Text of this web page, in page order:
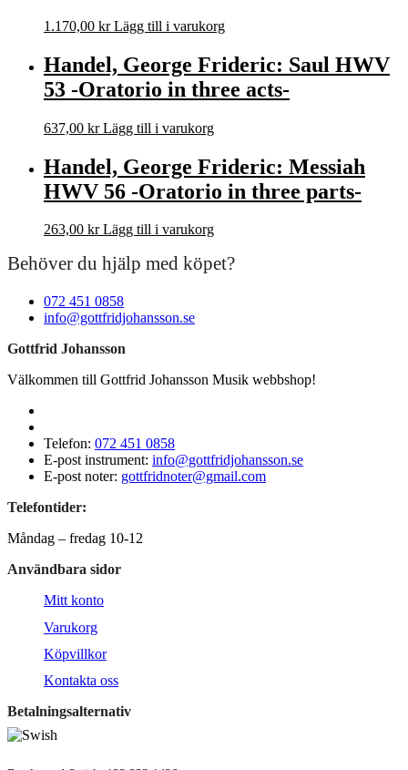
1.170,00 kr Lägg till i varukorg
Handel, George Frideric: Saul HWV
53 -Oratorio in three acts-
637,00 kr Lägg till i varukorg
Handel, George Frideric: Messiah
HWV 56 -Oratorio in three parts-
263,00 kr Lägg till i varukorg
Behöver du hjälp med köpet?
072 451 0858
info@gottfridjohansson.se
Gottfrid Johansson
Välkommen till Gottfrid Johansson Musik webbshop!
Telefon: 072 451 0858
E-post instrument: info@gottfridjohansson.se
E-post noter: gottfridnoter@gmail.com
Telefontider:
Måndag – fredag 10-12
Användbara sidor
Mitt konto
Varukorg
Köpvillkor
Kontakta oss
Betalningsalternativ